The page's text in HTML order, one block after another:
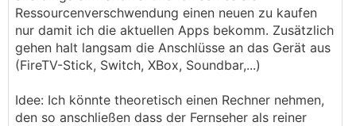
Ressourcenverschwendung einen neuen zu kaufen
nur damit ich die aktuellen Apps bekomm. Zusätzlich
gehen halt langsam die Anschlüsse an das Gerät aus
(FireTV-Stick, Switch, XBox, Soundbar,...)
Idee: Ich könnte theoretisch einen Rechner nehmen,
den so anschließen dass der Fernseher als reiner